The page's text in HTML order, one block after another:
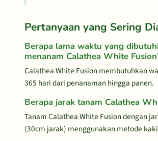
Pertanyaan yang Sering
Berapa lama waktu yang
menanam Calathea White
Calathea White Fusion membutuhkan
365 hari dari penanaman hingga panen.
Berapa jarak tanam Calathea
Tanam Calathea White Fusion dengan
(30cm jarak) menggunakan metode